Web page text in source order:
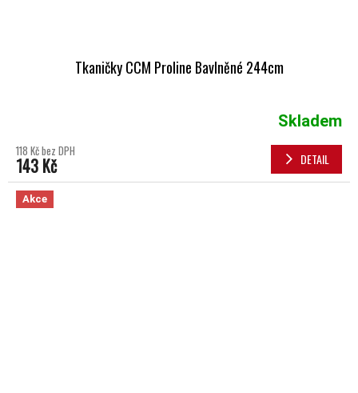
Tkaničky CCM Proline Bavlněné 244cm
Skladem
118 Kč bez DPH
143 Kč DETAIL
Akce